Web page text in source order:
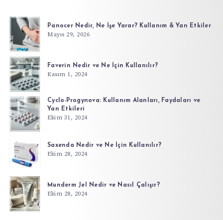
Panocer Nedir, Ne İşe Yarar? Kullanım & Yan Etkiler
Mayıs 29, 2026
Faverin Nedir ve Ne İçin Kullanılır?
Kasım 1, 2024
Cyclo-Progynova: Kullanım Alanları, Faydaları ve
Yan Etkileri
Ekim 31, 2024
Saxenda Nedir ve Ne İçin Kullanılır?
Ekim 28, 2024
Munderm Jel Nedir ve Nasıl Çalışır?
Ekim 28, 2024